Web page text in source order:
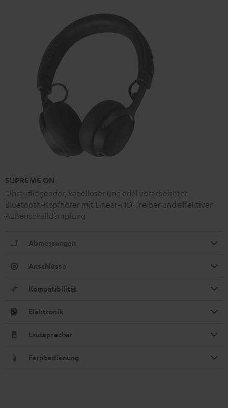
SUPREME ON
Ohraufliegender, kabelloser und edel verarbeiteter
Bluetooth-Kopfhörer mit Linear-HD-Treiber und effektiver
Außenschalldämpfung
Abmessungen
Anschlüsse
Kompatibilität
Elektronik
Lautsprecher
Fernbedienung